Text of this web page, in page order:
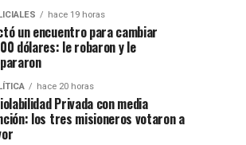
hace 19 horas
un encuentro para cambiar
dólares: le robaron y le
hace 20 horas
Privada con media
los tres misioneros votaron a